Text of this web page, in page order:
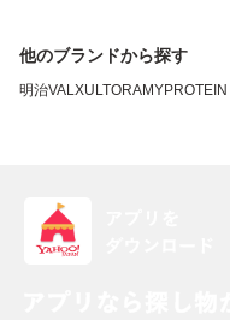
他のブランドから探す
明治VALXULTORAMYPROTEIN